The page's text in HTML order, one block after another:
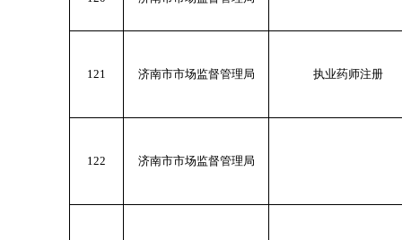
121 济南市市场监督管理局 执业药师注册
122 济南市市场监督管理局